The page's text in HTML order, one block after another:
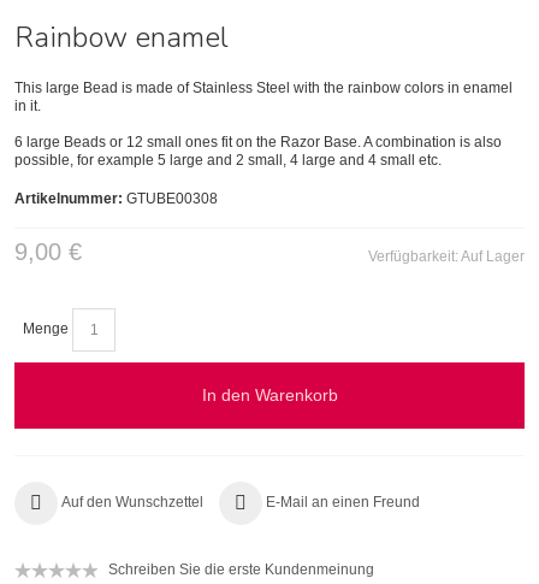
Rainbow enamel
This large Bead is made of Stainless Steel with the rainbow colors in enamel
in it.
6 large Beads or 12 small ones fit on the Razor Base. A combination is also
possible, for example 5 large and 2 small, 4 large and 4 small etc.
Artikelnummer: GTUBE00308
Verfügbarkeit: Auf Lager
9,00 €
Menge
In den Warenkorb
Auf den Wunschzettel E-Mail an einen Freund
Schreiben Sie die erste Kundenmeinung